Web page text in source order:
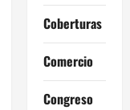
Coberturas
Comercio
Congreso